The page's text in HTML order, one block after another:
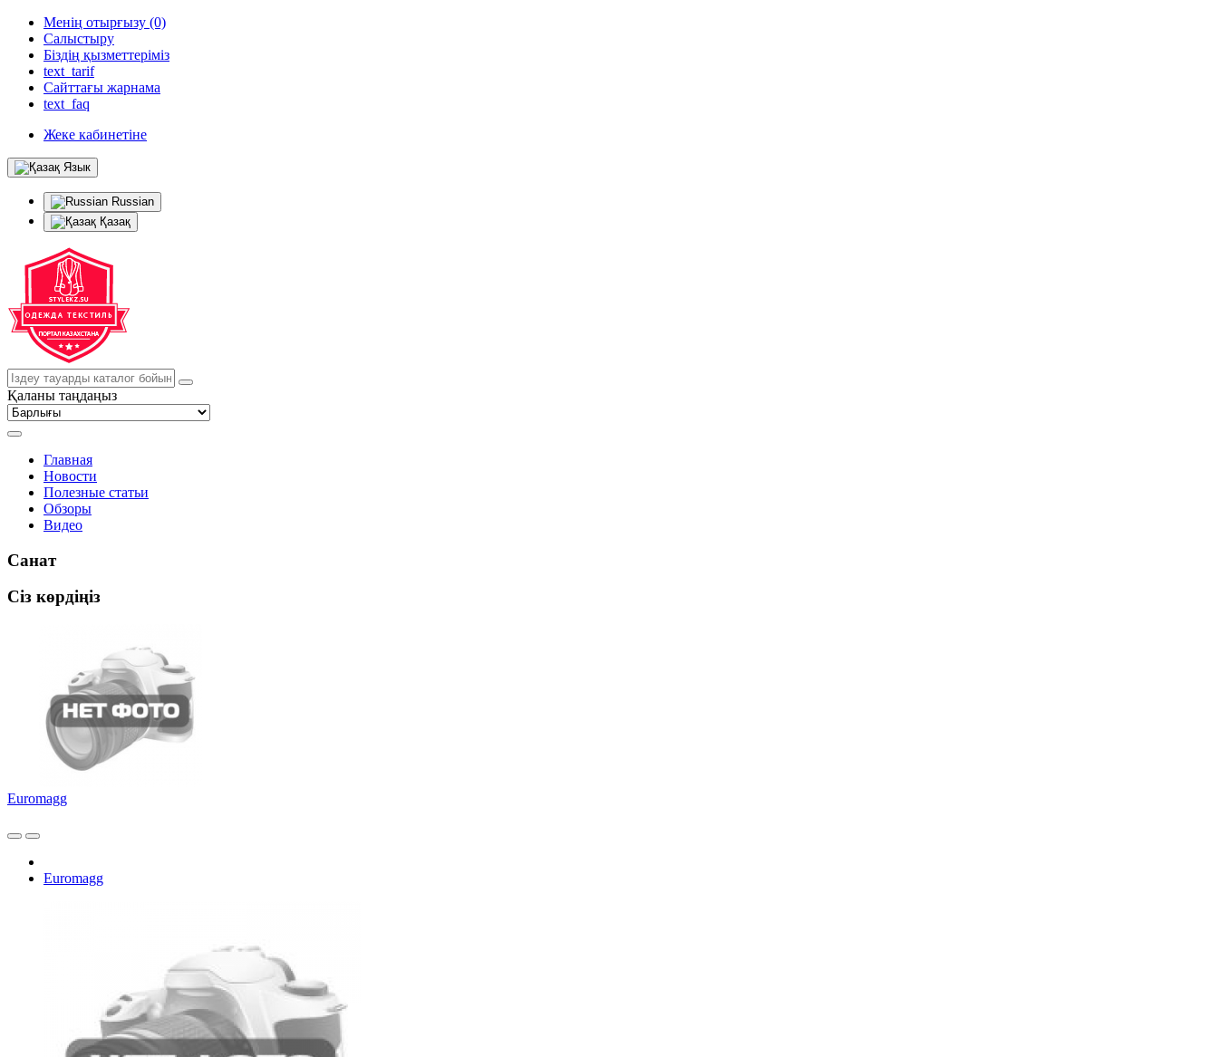
Менің отырғызу (0)
Салыстыру
Біздің қызметтеріміз
text_tarif
Сайттағы жарнама
text_faq
Жеке кабинетіне
Язык
Russian
Қазақ
Қаланы таңдаңыз
Главная
Новости
Полезные статьи
Обзоры
Видео
Санат
Сіз көрдіңіз
Euromagg
Euromagg